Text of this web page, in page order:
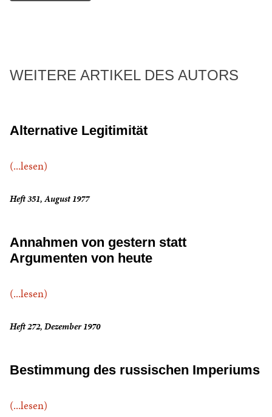
WEITERE ARTIKEL DES AUTORS
Alternative Legitimität
(...lesen)
Heft 351, August 1977
Annahmen von gestern statt
Argumenten von heute
(...lesen)
Heft 272, Dezember 1970
Bestimmung des russischen Imperiums
(...lesen)